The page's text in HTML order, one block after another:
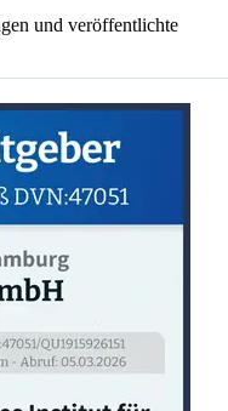
und veröffentlichte